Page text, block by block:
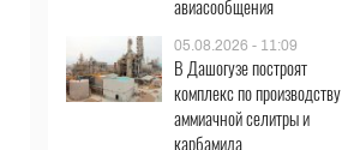
авиасообщения
05.08.2026 - 11:09
В Дашогузе построят
комплекс по производству
аммиачной селитры и
карбамида